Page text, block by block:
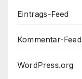
Eintrags-Feed
Kommentar-Feed
WordPress.org